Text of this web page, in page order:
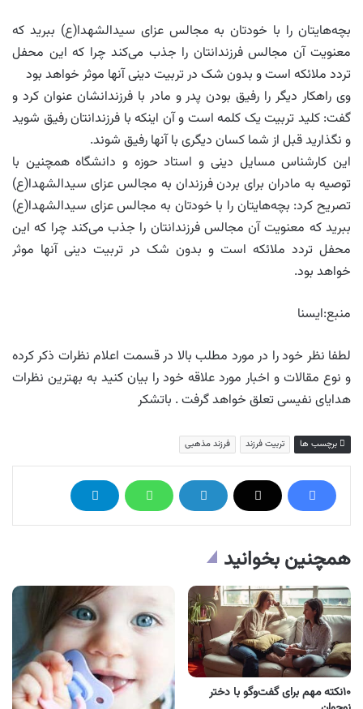
بچه‌هایتان را با خودتان به مجالس عزای سیدالشهدا(ع) ببرید که
معنویت آن مجالس فرزندانتان را جذب می‌کند چرا که این محفل
تردد ملائکه است و بدون شک در تربیت دینی آنها موثر خواهد بود
وی راهکار دیگر را رفیق بودن پدر و مادر با فرزندانشان عنوان کرد و
گفت: کلید تربیت یک کلمه است و آن اینکه با فرزندانتان رفیق شوید
و نگذارید قبل از شما کسان دیگری با آنها رفیق شوند.
این کارشناس مسایل دینی و استاد حوزه و دانشگاه همچنین با
توصیه به مادران برای بردن فرزندان به مجالس عزای سیدالشهدا(ع)
تصریح کرد: بچه‌هایتان را با خودتان به مجالس عزای سیدالشهدا(ع)
ببرید که معنویت آن مجالس فرزندانتان را جذب می‌کند چرا که این
محفل تردد ملائکه است و بدون شک در تربیت دینی آنها موثر
خواهد بود.
منبع:ایسنا
لطفا نظر خود را در مورد مطلب بالا در قسمت اعلام نظرات ذکر کرده
و نوع مقالات و اخبار مورد علاقه خود را بیان کنید به بهترین نظرات
هدایای نفیسی تعلق خواهد گرفت . باتشکر
برچسب ها تربیت فرزند فرزند مذهبی
همچنین بخوانید
۱۰نکته مهم برای گفت‌وگو با دختر